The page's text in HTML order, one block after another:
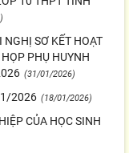
SƠ KẾT HOẠT
PHỤ HUYNH
(31/01/2026)
2026 (18/01/2026)
CỦA HỌC SINH